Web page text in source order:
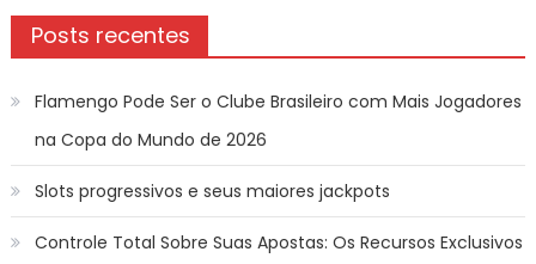
Posts recentes
Flamengo Pode Ser o Clube Brasileiro com Mais Jogadores
na Copa do Mundo de 2026
Slots progressivos e seus maiores jackpots
Controle Total Sobre Suas Apostas: Os Recursos Exclusivos